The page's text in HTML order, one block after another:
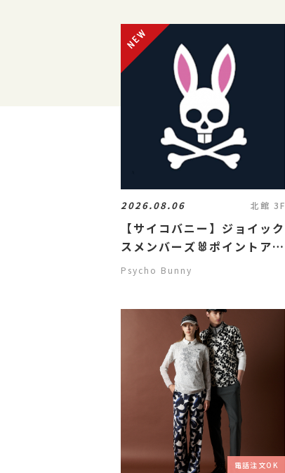
2026.08.06 北館 3F
【サイコバニー】ジョイック
スメンバーズ🐰ポイントアッ
プフェア‼️
Psycho Bunny
電話注文OK